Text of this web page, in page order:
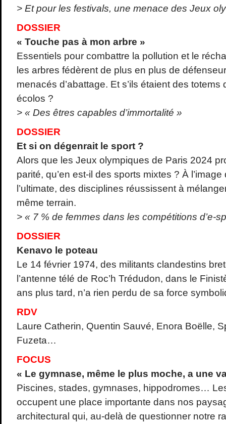
> Et pour les festivals, une menace des Jeux
DOSSIER
« Touche pas à mon arbre »
Essentiels pour combattre la pollution et le
les arbres fédèrent de plus en plus de
menacés d’abattage. Et s’ils étaient des totems
écolos ?
> « Des êtres capables d’immortalité »
DOSSIER
Et si on dégenrait le sport ?
Alors que les Jeux olympiques de Paris 2024
parité, qu’en est-il des sports mixtes ? À
l’ultimate, des disciplines réussissent à
même terrain.
> « 7 % de femmes dans les compétitions d’e-
DOSSIER
Kenavo le poteau
Le 14 février 1974, des militants clandestins
l’antenne télé de Roc’h Trédudon, dans le
ans plus tard, n’a rien perdu de sa force
RDV
Laure Catherin, Quentin Sauvé, Enora Boëlle,
Fuzeta…
FOCUS
« Le gymnase, même le plus moche, a une
Piscines, stades, gymnases, hippodromes…
occupent une place importante dans nos
architectural qui, au-delà de questionner notre